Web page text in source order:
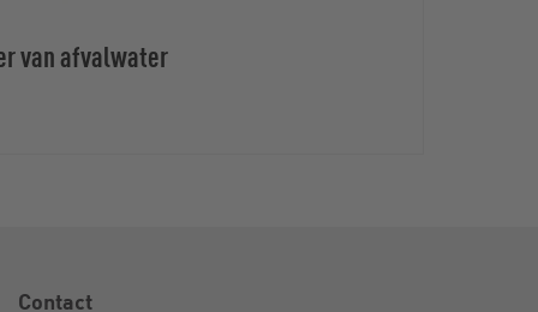
van afvalwater
Contact